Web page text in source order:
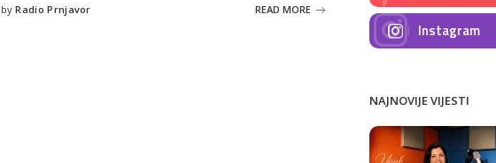
Posted
by Radio Prnjavor READ MORE
Instagram
NAJNOVIJE VIJESTI